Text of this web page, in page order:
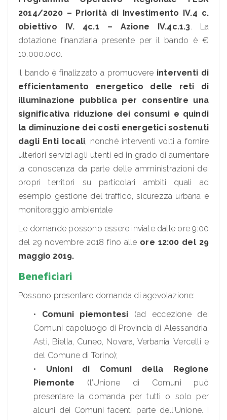
2014/2020 – Priorità di Investimento IV.4 c.
obiettivo IV. 4c.1 – Azione IV.4c.1.3. La
dotazione finanziaria presente per il bando è €
10.000.000.
Il bando è finalizzato a promuovere interventi di
efficientamento energetico delle reti di
illuminazione pubblica per consentire una
significativa riduzione dei consumi e quindi
la diminuzione dei costi energetici sostenuti
dagli Enti locali, nonché interventi volti a fornire
ulteriori servizi agli utenti ed in grado di aumentare
la conoscenza da parte delle amministrazioni dei
propri territori su particolari ambiti quali ad
esempio gestione del traffico, sicurezza urbana e
monitoraggio ambientale
Le domande possono essere inviate dalle ore 9:00
del 29 novembre 2018 fino alle ore 12:00 del 29
maggio 2019.
Beneficiari
Possono presentare domanda di agevolazione:
• Comuni piemontesi (ad eccezione dei
Comuni capoluogo di Provincia di Alessandria,
Asti, Biella, Cuneo, Novara, Verbania, Vercelli e
del Comune di Torino);
• Unioni di Comuni della Regione
Piemonte (l’Unione di Comuni può
presentare la domanda per tutti o solo per
alcuni dei Comuni facenti parte dell’Unione. I